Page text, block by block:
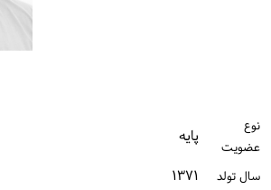
نوع
عضویت
پایه
سال تولد ۱۳۷۱